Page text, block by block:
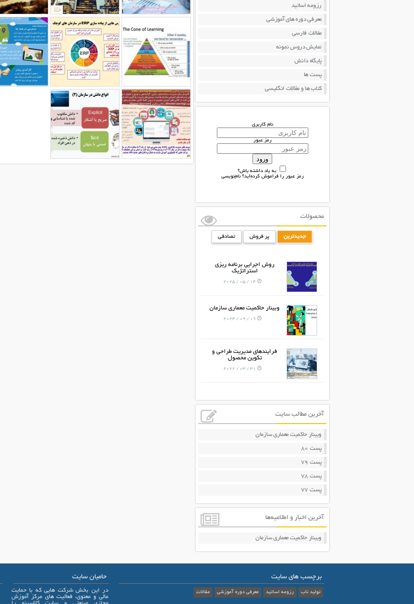
رزومه اساتید
معرفی دوره های آموزشی
مقالات فارسی
نمایش دروس نمونه
پایگاه دانش
پست ها
کتاب ها و مقالات انگلیسی
نام کاربری
رمز عبور
به یاد داشته باش؟
رمز عبور را فراموش کرده‌اید؟ نام‌نویسی
محصولات
جدیدترین پر فروش تصادفی
روش اجرایی برنامه ریزی
استراتژیک
14 / 05 / 2025
وبینار حاکمیت معماری سازمان
19 / 09 / 2024
فرایندهای مدیریت طراحی و
تکوین محصول
31 / 03 / 2022
آخرین مطالب سایت
وبینار حاکمیت معماری سازمان
پست 80
پست 79
پست 78
پست 77
آخرین اخبار و اطلاعیه‌ها
وبینار حاکمیت معماری سازمان
برچسب های سایت
تولید ناب رزومه اساتید معرفی دوره آموزشی مقالات
حامیان سایت
در این بخش شرکت هایی که با حمایت
مالی و معنوی، فعالیت های مرکز آموزش